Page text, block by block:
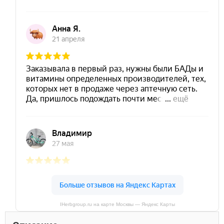
IHerbgroup.ru на карте Москвы — Яндекс Карты